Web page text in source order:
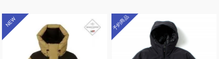
NEW 予約商品